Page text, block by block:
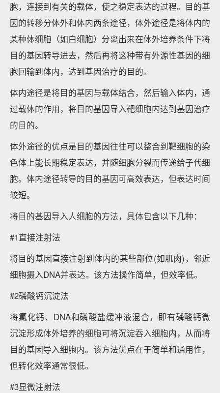
胞，连接到有关的载体，使之稳定表达的过程。目的基
因的转移分体外和体内两条途径，体外途径是将体内的
某种体细胞（如白细胞）分离出来在体外培养条件下将
目的基因转导进去，然后再将这种带有外源性基因的细
胞回输到体内，达到基因治疗的目的。
体内途径是将目的基因与载体结合，然后输入体内，通
过载体的作用，将目的基因导入靶细胞内达到基因治疗
的目的。
体外途径的优点是目的基因往往可以整合到靶细胞的染
色体上能长期稳定表达，并随细胞分裂而传递给子代细
胞。体内途径转导的目的基因可高效表达，但表达时间
较短。
将目的基因导入人细胞的方法，具体包含以下几种：
#1直接注射法
将目的基因直接注射到体内的某些部位(如肌肉)，邻近
细胞摄入DNA并表达。该方法操作简单，但效率低。
#2磷酸钙沉淀法
将氯化钙、DNA和磷酸盐缓冲液混合，即有磷酸钙微
沉淀形成体外培养的细胞可将沉淀吞入细胞内，从而将
目的基因导入细胞内。该方法优点在于简单和通用性，
但转化效率通常很低。
#3显微注射法